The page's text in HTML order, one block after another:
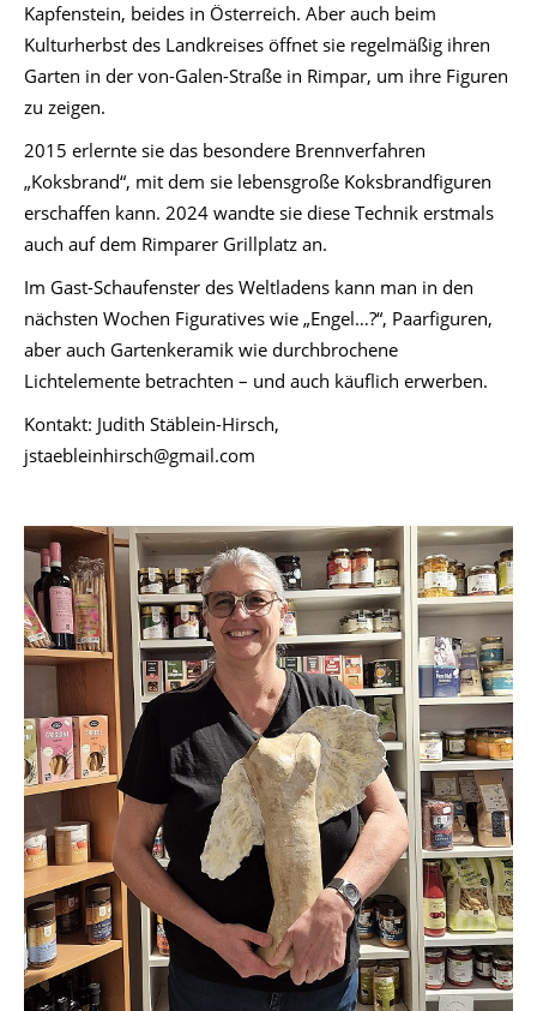
Kapfenstein, beides in Österreich. Aber auch beim
Kulturherbst des Landkreises öffnet sie regelmäßig ihren
Garten in der von-Galen-Straße in Rimpar, um ihre Figuren
zu zeigen.
2015 erlernte sie das besondere Brennverfahren
„Koksbrand“, mit dem sie lebensgroße Koksbrandfiguren
erschaffen kann. 2024 wandte sie diese Technik erstmals
auch auf dem Rimparer Grillplatz an.
Im Gast-Schaufenster des Weltladens kann man in den
nächsten Wochen Figuratives wie „Engel…?“, Paarfiguren,
aber auch Gartenkeramik wie durchbrochene
Lichtelemente betrachten – und auch käuflich erwerben.
Kontakt: Judith Stäblein-Hirsch,
jstaebleinhirsch@gmail.com